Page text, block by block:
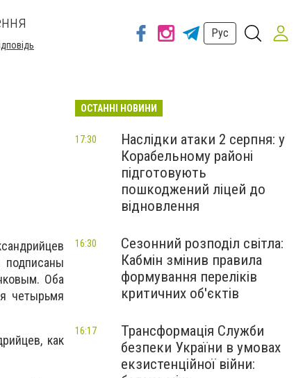
Рус
Оба
четырьмя
как
ОСТАННІ НОВИНИ
Наслідки атаки 2 серпня: у
Корабельному районі
підготовують
пошкоджений ліцей до
відновлення
17:30
Сезонний розподіл світла:
Кабмін змінив правила
формування переліків
критичних об'єктів
16:30
Трансформація Служби
безпеки України в умовах
екзистенційної війни:
16:17